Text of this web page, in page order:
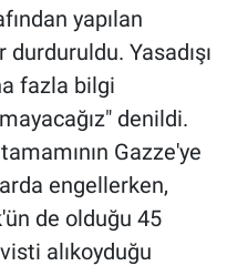
yapılan
Yasadışı
fazla bilgi
denildi.
Gazze'ye
engellerken,
de olduğu 45
alıkoyduğu